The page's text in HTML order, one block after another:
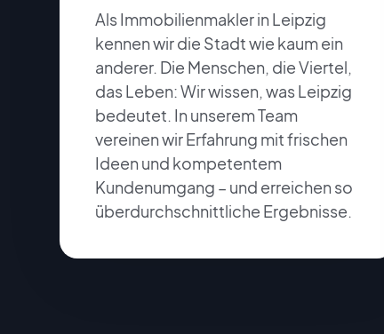
Als Immobilienmakler in Leipzig
kennen wir die Stadt wie kaum ein
anderer. Die Menschen, die Viertel,
das Leben: Wir wissen, was Leipzig
bedeutet. In unserem Team
vereinen wir Erfahrung mit frischen
Ideen und kompetentem
Kundenumgang – und erreichen so
überdurchschnittliche Ergebnisse.